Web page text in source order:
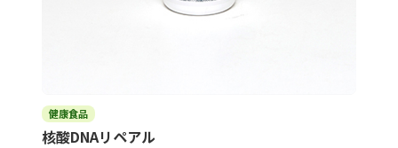
健康食品
核酸DNAリペアル